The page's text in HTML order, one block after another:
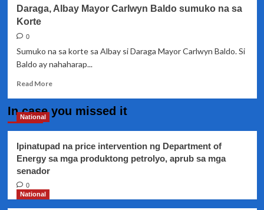
Daraga, Albay Mayor Carlwyn Baldo sumuko na sa
Korte
0
Sumuko na sa korte sa Albay si Daraga Mayor Carlwyn Baldo. Si
Baldo ay nahaharap...
Read MoreRead
Daraga,
Carlwyn
Baldo
In case you missed it
National
Ipinatupad na price intervention ng Department of
Energy sa mga produktong petrolyo, aprub sa mga
senador
0
National